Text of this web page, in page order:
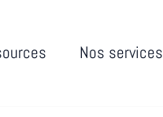
Nos services